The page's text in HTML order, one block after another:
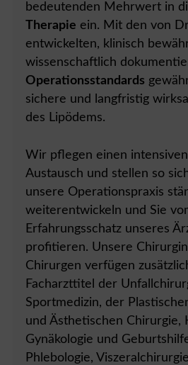
bedeutenden Mehrwert in
Therapie ein. Mit den von
entwickelten, klinisch
wissenschaftlich
Operationsstandards
sichere und langfristig
des Lipödems.
Wir pflegen einen
Austausch und stellen so
unsere Operationspraxis
weiterentwickeln und Sie
Erfahrungsschatz unseres
profitieren. Unsere
Chirurgen verfügen
Facharzttitel der
Sportmedizin, der
und Ästhetischen Chirurgie,
Gynäkologie und
Phlebologie,